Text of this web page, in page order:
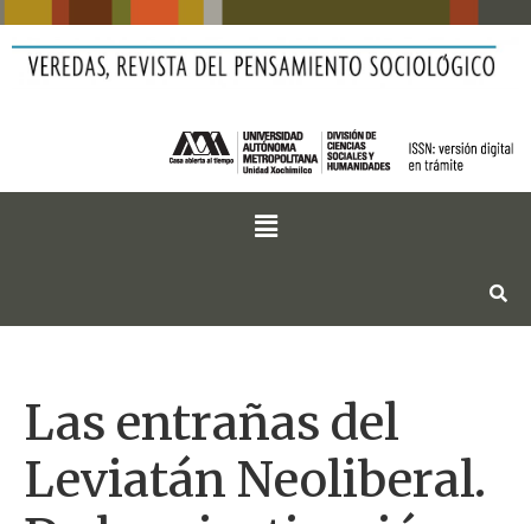
Las entrañas del
Leviatán Neoliberal.